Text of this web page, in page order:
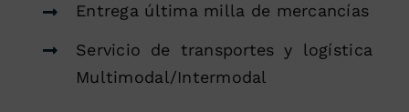
Entrega última milla de mercancías
Servicio de transportes y logística
Multimodal/Intermodal